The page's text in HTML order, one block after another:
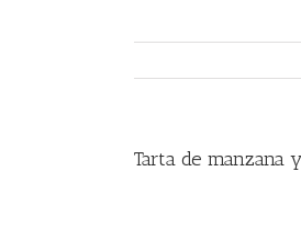
Tarta de manzana